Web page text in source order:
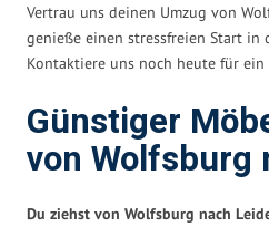
Vertrau uns deinen Umzug von
genieße einen stressfreien Start in
Kontaktiere uns noch heute für
Günstiger
von Wolfsburg
Du ziehst von Wolfsburg nach